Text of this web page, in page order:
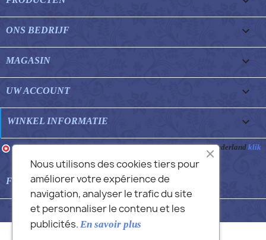
ONS BEDRIJF 
MAGASIN 
UW ACCOUNT 
WINKEL INFORMATIE keyboard_arrow_down
Merchant goedgekeurd door Gegarandeerde Beoordelingen Nederland klik
hier om het attest te tonen
FEATURED FAQS 
© 2026 - Commans Alex
Nous utilisons des cookies tiers pour
améliorer votre expérience de
navigation, analyser le trafic du site
et personnaliser le contenu et les
publicités. En savoir plus